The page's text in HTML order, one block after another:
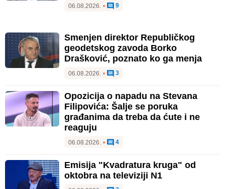
06.08.2026. • 9
Smenjen direktor Republičkog
geodetskog zavoda Borko
Drašković, poznato ko ga menja
06.08.2026. • 3
Opozicija o napadu na Stevana
Filipovića: Šalje se poruka
građanima da treba da ćute i ne
reaguju
06.08.2026. • 4
Emisija "Kvadratura kruga" od
oktobra na televiziji N1